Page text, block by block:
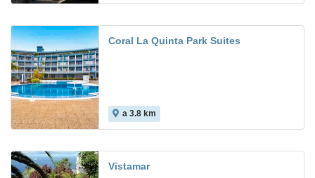
Coral La Quinta Park Suites
a 3.8 km
Vistamar